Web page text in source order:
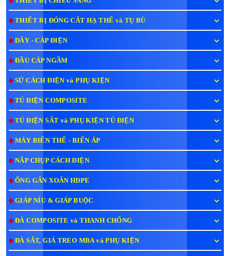
THIẾT BỊ ĐÓNG CẮT HẠ THẾ và TỤ BÙ
DÂY - CÁP ĐIỆN
ĐẦU CÁP NGẦM
SỨ CÁCH ĐIỆN và PHỤ KIỆN
TỦ ĐIỆN COMPOSITE
TỦ ĐIỆN SẮT và PHỤ KIỆN TỦ ĐIỆN
MÁY BIẾN THẾ - BIẾN ÁP
NẮP CHỤP CÁCH ĐIỆN
ỐNG GÂN XOẮN HDPE
GIÁP NÍU & GIÁP BUỘC
ĐÀ COMPOSITE và THANH CHỐNG
ĐÀ SẮT, GIÁ TREO MBA và PHỤ KIỆN